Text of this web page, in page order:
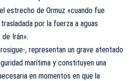
estrecho de Ormuz «cuando fue
por la fuerza a aguas
Irán».
, representan un grave atentado
marítima y constituyen una
en momentos en que la